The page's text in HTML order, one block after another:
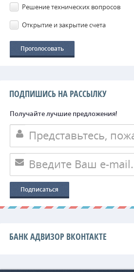
Решение технических вопросов
Открытие и закрытие счета
ПОДПИШИСЬ НА РАССЫЛКУ
Получайте лучшие предложения!
БАНК АДВИЗОР ВКОНТАКТЕ